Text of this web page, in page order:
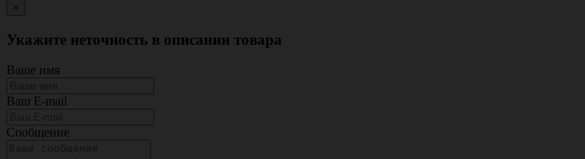
×
Укажите неточность в описании товара
Ваше имя
Ваш E-mail
Сообщение